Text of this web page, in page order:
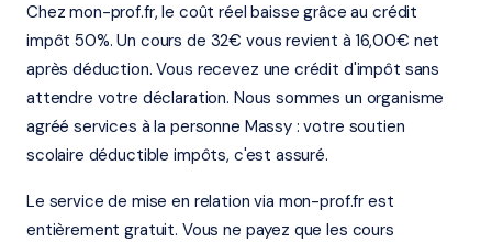
Chez mon-prof.fr, le coût réel baisse grâce au crédit
impôt 50%. Un cours de 32€ vous revient à 16,00€ net
après déduction. Vous recevez une crédit d'impôt sans
attendre votre déclaration. Nous sommes un organisme
agréé services à la personne Massy : votre soutien
scolaire déductible impôts, c'est assuré.
Le service de mise en relation via mon-prof.fr est
entièrement gratuit. Vous ne payez que les cours